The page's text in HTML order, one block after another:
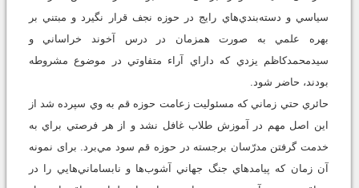
سياسي و دسته‌بندي‌هاي رايج در حوزه نجف قرار نگیرد و مبتني بر
بهره علمي به صورت همزمان در درس آخوند خراساني و
سيدمحمدکاظم يزدي که داراي آراء متفاوتي در موضوع مشروطه
بودند، حاضر شود.
حائري حتي زماني که مسئوليت زعامت حوزه قم به وي سپرده شد از
اين اصل مهم در آموزش طلاب غافل نشد و از هر فرصتي براي به
خدمت گرفتن مدرّسان برجسته در حوزه قم سود مي‌برد. برای نمونه
آن زمان که پيامدهاي جنگ جهاني آشوب‌ها و نابساماني‌هايي را در